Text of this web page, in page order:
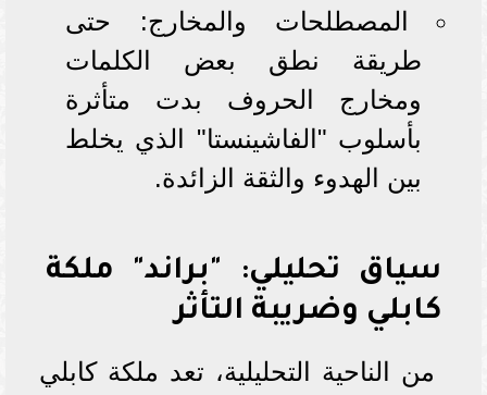
المصطلحات والمخارج: حتى
طريقة نطق بعض الكلمات
ومخارج الحروف بدت متأثرة
بأسلوب "الفاشينستا" الذي يخلط
بين الهدوء والثقة الزائدة.
سياق تحليلي: "براند" ملكة
كابلي وضريبة التأثر
من الناحية التحليلية، تعد ملكة كابلي